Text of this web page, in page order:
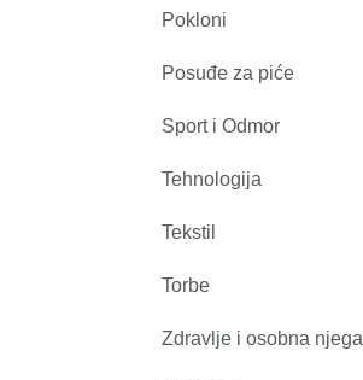
Pokloni
Posuđe za piće
Sport i Odmor
Tehnologija
Tekstil
Torbe
Zdravlje i osobna njega